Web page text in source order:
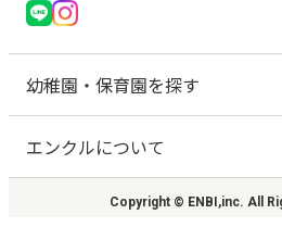
幼稚園・保育園を探す
エンクルについて
Copyright © ENBI,inc. All